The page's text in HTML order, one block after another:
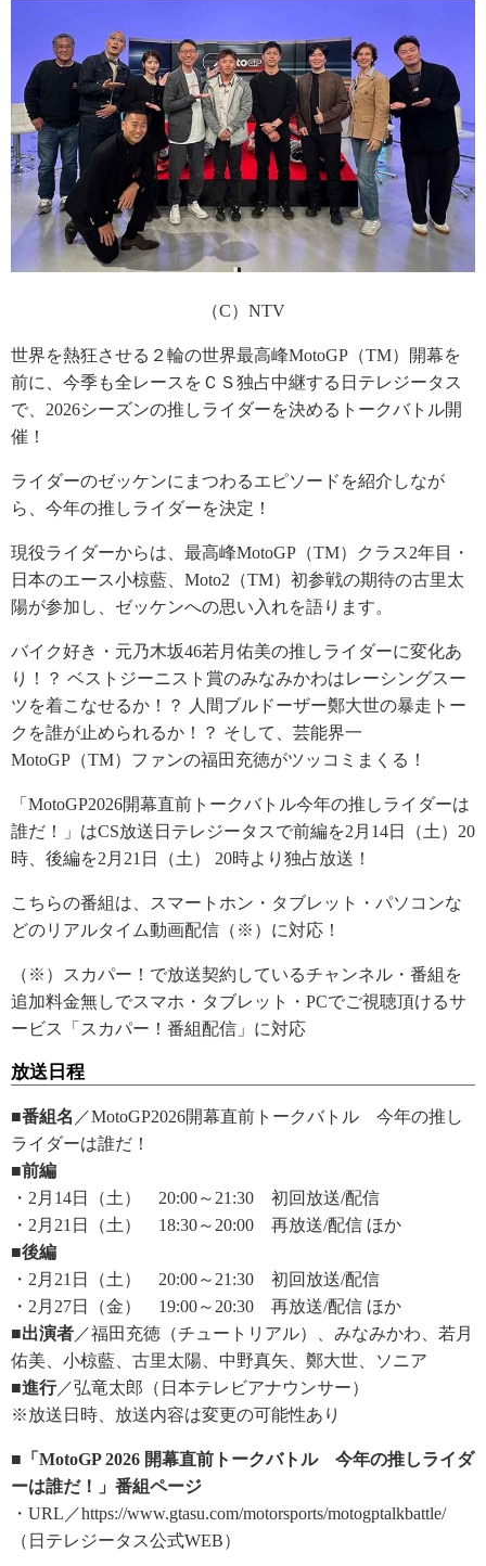
（C）NTV
世界を熱狂させる２輪の世界最高峰MotoGP（TM）開幕を
前に、今季も全レースをＣＳ独占中継する日テレジータス
で、2026シーズンの推しライダーを決めるトークバトル開
催！
ライダーのゼッケンにまつわるエピソードを紹介しなが
ら、今年の推しライダーを決定！
現役ライダーからは、最高峰MotoGP（TM）クラス2年目・
日本のエース小椋藍、Moto2（TM）初参戦の期待の古里太
陽が参加し、ゼッケンへの思い入れを語ります。
バイク好き・元乃木坂46若月佑美の推しライダーに変化あ
り！？ ベストジーニスト賞のみなみかわはレーシングスー
ツを着こなせるか！？ 人間ブルドーザー鄭大世の暴走トー
クを誰が止められるか！？ そして、芸能界一
MotoGP（TM）ファンの福田充徳がツッコミまくる！
「MotoGP2026開幕直前トークバトル今年の推しライダーは
誰だ！」はCS放送日テレジータスで前編を2月14日（土）20
時、後編を2月21日（土） 20時より独占放送！
こちらの番組は、スマートホン・タブレット・パソコンな
どのリアルタイム動画配信（※）に対応！
（※）スカパー！で放送契約しているチャンネル・番組を
追加料金無しでスマホ・タブレット・PCでご視聴頂けるサ
ービス「スカパー！番組配信」に対応
放送日程
■番組名 ／MotoGP2026開幕直前トークバトル 今年の推し
ライダーは誰だ！
■前編
・2月14日（土） 20:00～21:30 初回放送/配信
・2月21日（土） 18:30～20:00 再放送/配信 ほか
■後編
・2月21日（土） 20:00～21:30 初回放送/配信
・2月27日（金） 19:00～20:30 再放送/配信 ほか
■出演者 ／福田充徳（チュートリアル）、みなみかわ、若月
佑美、小椋藍、古里太陽、中野真矢、鄭大世、ソニア
■進行／弘竜太郎（日本テレビアナウンサー）
※放送日時、放送内容は変更の可能性あり
■「MotoGP 2026 開幕直前トークバトル 今年の推しライダ
ーは誰だ！」番組ページ
・URL／https://www.gtasu.com/motorsports/motogptalkbattle/
（日テレジータス公式WEB）